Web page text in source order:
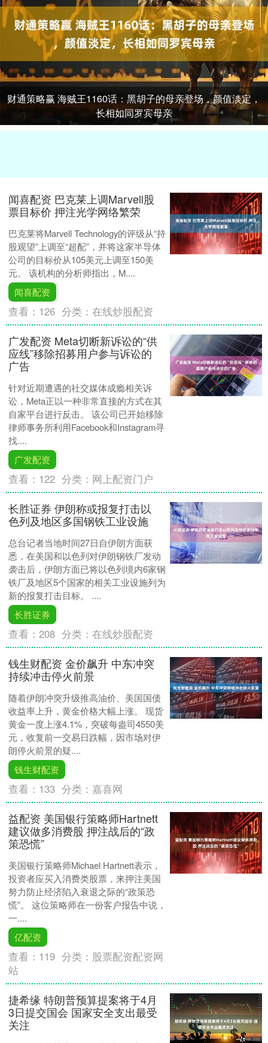
财通策略赢 海贼王1160话：黑胡子的母亲登场，颜值淡定，
长相如同罗宾母亲
闻喜配资 巴克莱上调Marvell股
票目标价 押注光学网络繁荣
巴克莱将Marvell Technology的评级从“持
股观望”上调至“超配”，并将这家半导体
公司的目标价从105美元上调至150美
元。 该机构的分析师指出，M....
闻喜配资
查看： 126 分类：在线炒股配资
广发配资 Meta切断新诉讼的“供
应线”移除招募用户参与诉讼的
广告
针对近期遭遇的社交媒体成瘾相关诉
讼，Meta正以一种非常直接的方式在其
自家平台进行反击。 该公司已开始移除
律师事务所利用Facebook和Instagram寻
找....
广发配资
查看： 122 分类： 网上配资门户
长胜证券 伊朗称或报复打击以
色列及地区多国钢铁工业设施
总台记者当地时间27日自伊朗方面获
悉，在美国和以色列对伊朗钢铁厂发动
袭击后，伊朗方面已将以色列境内6家钢
铁厂及地区5个国家的相关工业设施列为
新的报复打击目标。 ....
长胜证券
查看：208 分类：在线炒股配资
钱生财配资 金价飙升 中东冲突
持续冲击停火前景
随着伊朗冲突升级推高油价、美国国债
收益率上升，黄金价格大幅上涨。 现货
黄金一度上涨4.1%，突破每盎司4550美
元，收复前一交易日跌幅，因市场对伊
朗停火前景的疑....
钱生财配资
查看： 133 分类：嘉喜网
益配资 美国银行策略师Hartnett
建议做多消费股 押注战后的“政
策恐慌”
美国银行策略师Michael Hartnett表示，
投资者应买入消费类股票，来押注美国
努力防止经济陷入衰退之际的“政策恐
慌”。 这位策略师在一份客户报告中说，
一....
亿配资
查看： 119 分类： 股票配资配资网
站
捷希缘 特朗普预算提案将于4月
3日提交国会 国家安全支出最受
关注